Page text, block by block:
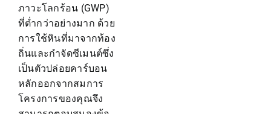
ภาวะโลกร้อน (GWP)
ที่ต่ำกว่าอย่างมาก ด้วย
การใช้หินที่มาจากท้อง
ถิ่นและกำจัดซีเมนต์ซึ่ง
เป็นตัวปล่อยคาร์บอน
หลักออกจากสมการ
โครงการของคุณจึง